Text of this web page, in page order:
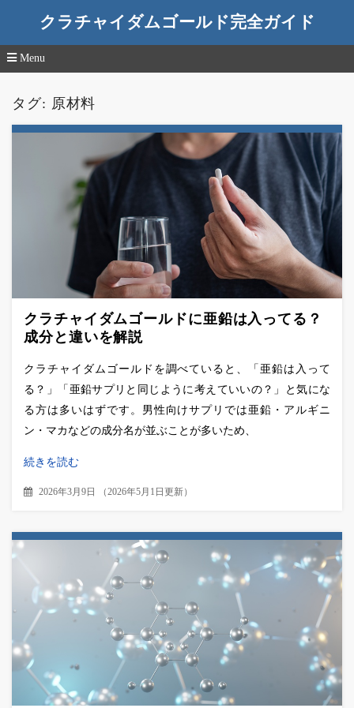
クラチャイダムゴールド完全ガイド
Menu
タグ: 原材料
クラチャイダムゴールドに亜鉛は入ってる？
成分と違いを解説
クラチャイダムゴールドを調べていると、「亜鉛は入って
る？」「亜鉛サプリと同じように考えていいの？」と気にな
る方は多いはずです。男性向けサプリでは亜鉛・アルギニ
ン・マカなどの成分名が並ぶことが多いため、
続きを読む
2026年3月9日 （2026年5月1日更新）